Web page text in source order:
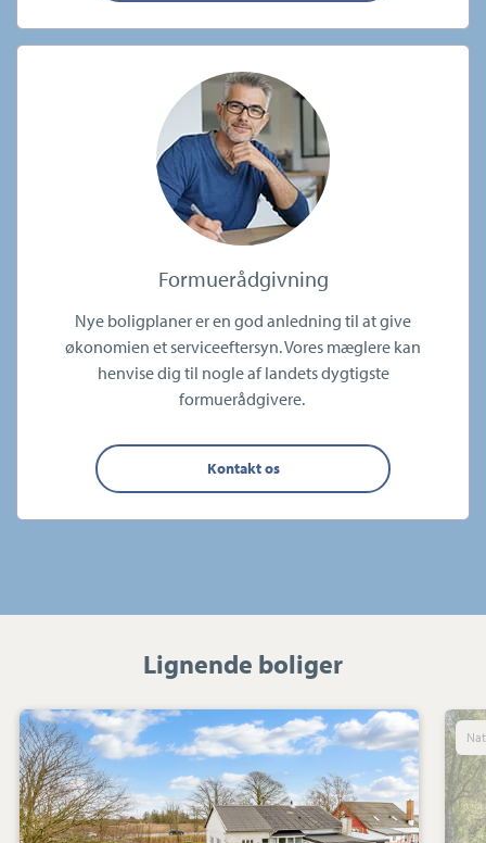
Formuerådgivning
Nye boligplaner er en god anledning til at give
økonomien et serviceeftersyn. Vores mæglere kan
henvise dig til nogle af landets dygtigste
formuerådgivere.
Kontakt os
Lignende boliger
Villa:
Ammitsbølvej
72,
Ødsted,
7100
Vejle